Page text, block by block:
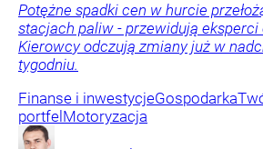
Potężne spadki cen w hurcie
stacjach paliw - przewidują eksperci
Kierowcy odczują zmiany już w
tygodniu.
Finanse i inwestycjeGospodarka
portfel Motoryzacja